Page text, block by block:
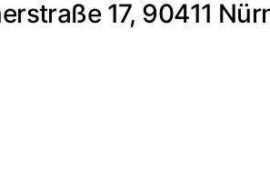
17, 90411